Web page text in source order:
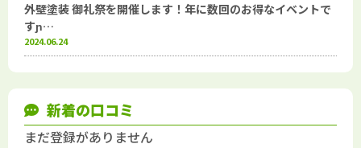
外壁塗装 御礼祭を開催します！年に数回のお得なイベントで
すɲ…
2024.06.24
新着の口コミ
まだ登録がありません